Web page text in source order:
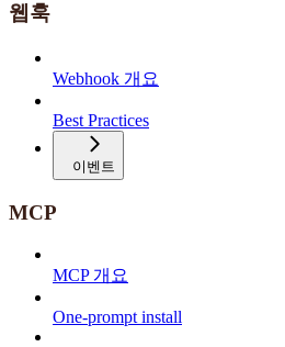
웹훅
Webhook 개요
Best Practices
이벤트
MCP
MCP 개요
One-prompt install